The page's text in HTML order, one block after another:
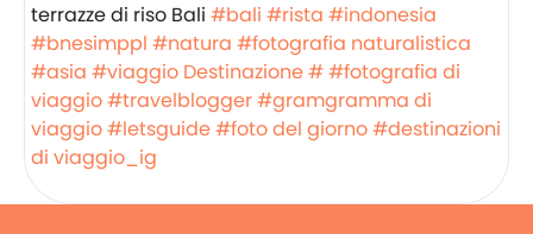
terrazze di riso Bali #bali #rista #indonesia
#bnesimppl #natura #fotografia naturalistica
#asia #viaggio Destinazione ##fotografia di
viaggio#travelblogger#gramgramma di
viaggio#letsguide#foto del giorno#destinazioni
di viaggio_ig